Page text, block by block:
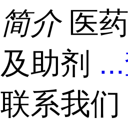
简介 医
及助剂 ...
联系我们